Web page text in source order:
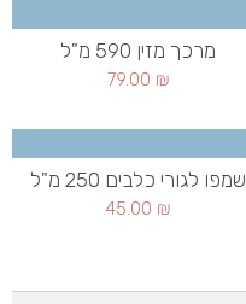
מרכך מזין 590 מ"ל
79.00 ₪
שמפו לגורי כלבים 250 מ"ל
45.00 ₪